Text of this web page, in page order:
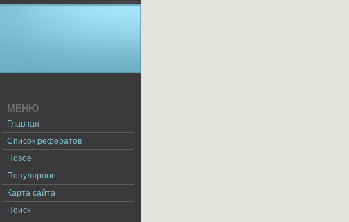
МЕНЮ
Главная
Список рефератов
Новое
Популярное
Карта сайта
Поиск